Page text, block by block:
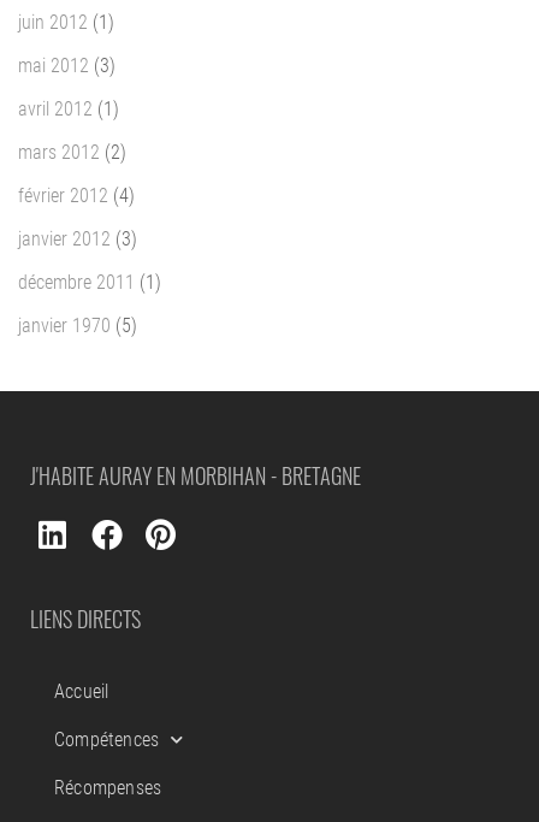
juin 2012 (1)
mai 2012 (3)
avril 2012 (1)
mars 2012 (2)
février 2012 (4)
janvier 2012 (3)
décembre 2011 (1)
janvier 1970 (5)
J'HABITE AURAY EN MORBIHAN - BRETAGNE
LIENS DIRECTS
Accueil
Compétences
Récompenses